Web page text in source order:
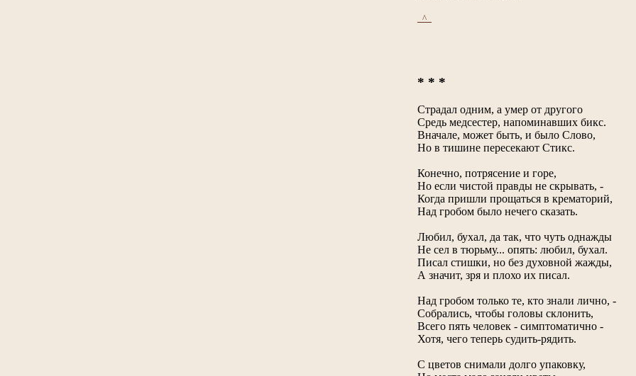
_^_
* * *
Страдал одним, а умер от другого
Средь медсестер, напоминавших бикс.
Вначале, может быть, и было Слово,
Но в тишине пересекают Стикс.
Конечно, потрясение и горе,
Но если чистой правды не скрывать, -
Когда пришли прощаться в крематорий,
Над гробом было нечего сказать.
Любил, бухал, да так, что чуть однажды
Не сел в тюрьму... опять: любил, бухал.
Писал стишки, но без духовной жажды,
А значит, зря и плохо их писал.
Над гробом только те, кто знали лично, -
Собрались, чтобы головы склонить,
Всего пять человек - симптоматично -
Хотя, чего теперь судить-рядить.
С цветов снимали долго упаковку,